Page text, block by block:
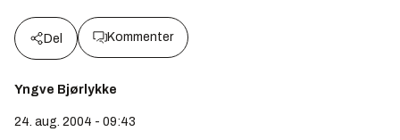
Del Kommenter
Yngve Bjørlykke
24. aug. 2004 - 09:43